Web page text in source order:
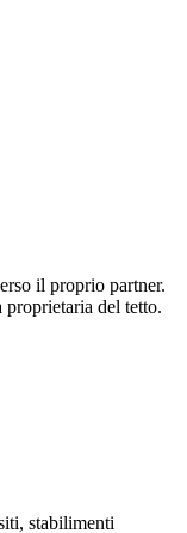
il proprio partner.
del tetto.
stabilimenti